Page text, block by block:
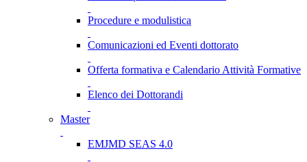
Procedure e modulistica
Comunicazioni ed Eventi dottorato
Offerta formativa e Calendario Attività Formative
Elenco dei Dottorandi
Master
EMJMD SEAS 4.0